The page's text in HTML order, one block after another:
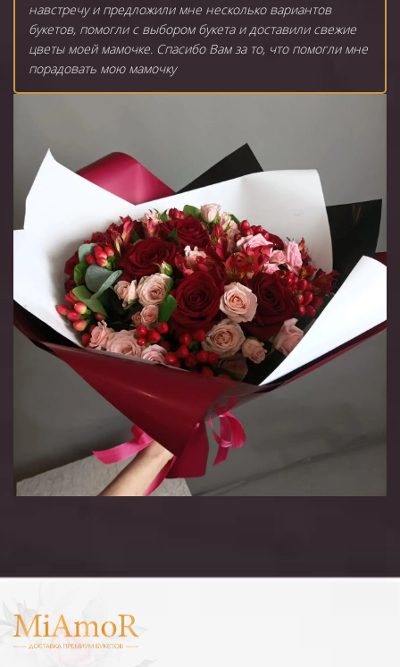
навстречу и предложили мне несколько вариантов
букетов, помогли с выбором букета и доставили свежие
цветы моей мамочке. Спасибо Вам за то, что помогли мне
порадовать мою мамочку